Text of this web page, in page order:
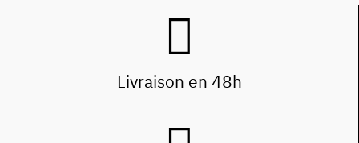
Livraison en 48h